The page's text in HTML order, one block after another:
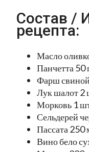
Состав /
рецепта:
Масло
Панчетта 50
Фарш
Лук шалот 2
Морковь 1
Сельдерей
Пассата 250
Вино бело